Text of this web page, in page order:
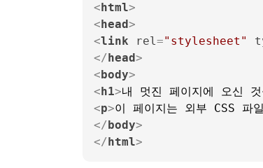
<html>
<head>
<link rel="stylesheet"
</head>
<body>
<h1>내 멋진 페이지에 오신
<p>이 페이지는 외부 CSS 파
</body>
</html>